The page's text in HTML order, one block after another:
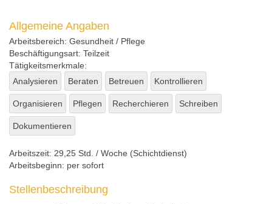
Allgemeine Angaben
Arbeitsbereich: Gesundheit / Pflege
Beschäftigungsart: Teilzeit
Tätigkeitsmerkmale:
Analysieren
Beraten Betreuen Kontrollieren
Organisieren Pflegen Recherchieren Schreiben
Dokumentieren
Arbeitszeit: 29,25 Std. / Woche (Schichtdienst)
Arbeitsbeginn: per sofort
Stellenbeschreibung